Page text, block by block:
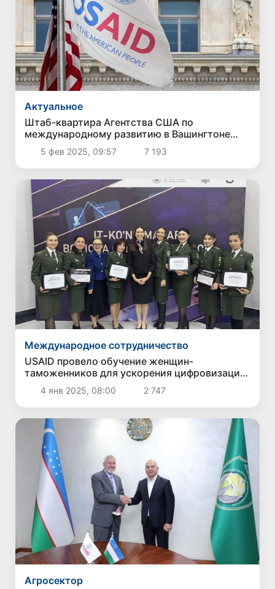
Актуальное
Штаб-квартира Агентства США по
международному развитию в Вашингтоне
прекратила свою работу
5 фев 2025, 09:57 7 193
Международное сотрудничество
USAID провело обучение женщин-
таможенников для ускорения цифровизации
в Узбекистане
4 янв 2025, 08:00 2 747
Агросектор